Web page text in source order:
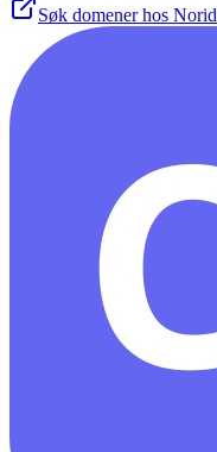
Søk domener hos Norid